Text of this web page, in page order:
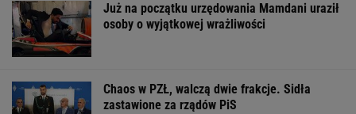
Już na początku urzędowania Mamdani uraził
osoby o wyjątkowej wrażliwości
Chaos w PZŁ, walczą dwie frakcje. Sidła
zastawione za rządów PiS